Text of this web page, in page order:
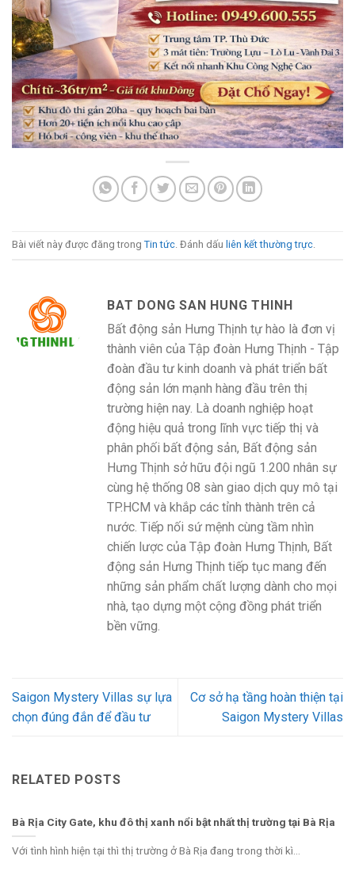
Bài viết này được đăng trong Tin tức. Đánh dấu liên kết thường trực.
BAT DONG SAN HUNG THINH
Bất động sản Hưng Thịnh tự hào là đơn vị
thành viên của Tập đoàn Hưng Thịnh - Tập
đoàn đầu tư kinh doanh và phát triển bất
động sản lớn mạnh hàng đầu trên thị
trường hiện nay. Là doanh nghiệp hoạt
động hiệu quả trong lĩnh vực tiếp thị và
phân phối bất động sản, Bất động sản
Hưng Thịnh sở hữu đội ngũ 1.200 nhân sự
cùng hệ thống 08 sàn giao dịch quy mô tại
TP.HCM và khắp các tỉnh thành trên cả
nước. Tiếp nối sứ mệnh cùng tầm nhìn
chiến lược của Tập đoàn Hưng Thịnh, Bất
động sản Hưng Thịnh tiếp tục mang đến
những sản phẩm chất lượng dành cho mọi
nhà, tạo dựng một cộng đồng phát triển
bền vững.
Saigon Mystery Villas sự lựa
chọn đúng đắn để đầu tư
Cơ sở hạ tầng hoàn thiện tại
Saigon Mystery Villas
RELATED POSTS
Bà Rịa City Gate, khu đô thị xanh nổi bật nhất thị trường tại Bà Rịa
Với tình hình hiện tại thì thị trường ở Bà Rịa đang trong thời kì...